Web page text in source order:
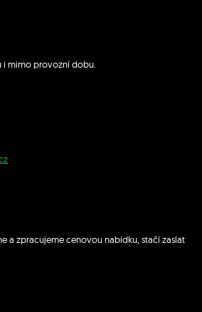
mimo provozní dobu.
a zpracujeme cenovou nabídku, stačí zaslat